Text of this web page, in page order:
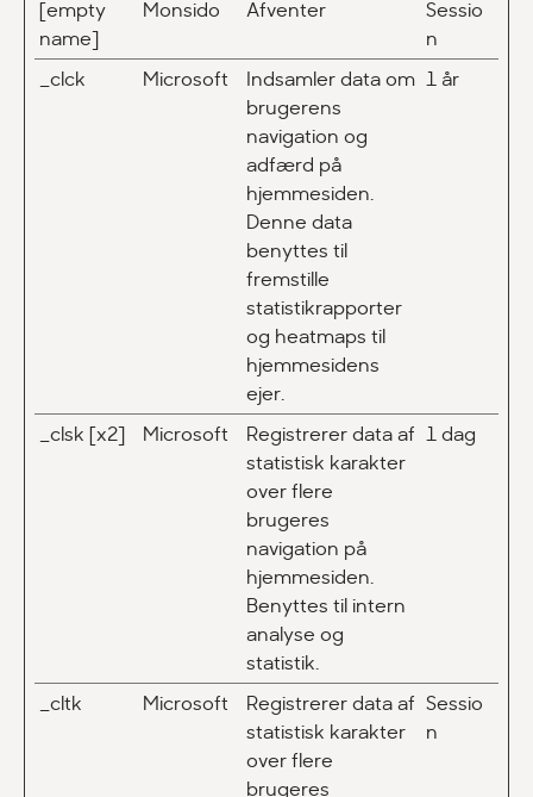
[empty
name]
Monsido Afventer
Sessio
n
_clck Microsoft
Indsamler data om
brugerens
navigation og
adfærd på
hjemmesiden.
Denne data
benyttes til
fremstille
statistikrapporter
og heatmaps til
hjemmesidens
ejer.
1 år
_clsk [x2] Microsoft
Registrerer data af
statistisk karakter
over flere
brugeres
navigation på
hjemmesiden.
Benyttes til intern
analyse og
statistik.
1 dag
_cltk Microsoft
Registrerer data af
statistisk karakter
over flere
brugeres
Sessio
n